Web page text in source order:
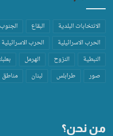
الانتخابات البلدية البقاع الجنوب
الحرب الاسرائيلية
الحرب
النبطية
النزوح الهرمل
صور
طرابلس لبنان مناطق
من نحن؟